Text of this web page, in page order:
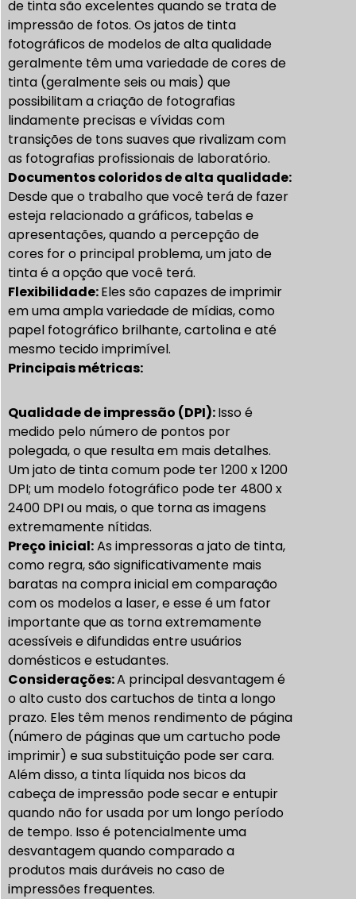
de tinta são excelentes quando se trata de
impressão de fotos. Os jatos de tinta
fotográficos de modelos de alta qualidade
geralmente têm uma variedade de cores de
tinta (geralmente seis ou mais) que
possibilitam a criação de fotografias
lindamente precisas e vívidas com
transições de tons suaves que rivalizam com
as fotografias profissionais de laboratório.
Documentos coloridos de alta qualidade:
Desde que o trabalho que você terá de fazer
esteja relacionado a gráficos, tabelas e
apresentações, quando a percepção de
cores for o principal problema, um jato de
tinta é a opção que você terá.
Flexibilidade:Eles são capazes de imprimir
em uma ampla variedade de mídias, como
papel fotográfico brilhante, cartolina e até
mesmo tecido imprimível.
Principais métricas:
Qualidade de impressão (DPI):Isso é
medido pelo número de pontos por
polegada, o que resulta em mais detalhes.
Um jato de tinta comum pode ter 1200 x 1200
DPI; um modelo fotográfico pode ter 4800 x
2400 DPI ou mais, o que torna as imagens
extremamente nítidas.
Preço inicial:As impressoras a jato de tinta,
como regra, são significativamente mais
baratas na compra inicial em comparação
com os modelos a laser, e esse é um fator
importante que as torna extremamente
acessíveis e difundidas entre usuários
domésticos e estudantes.
Considerações:A principal desvantagem é
o alto custo dos cartuchos de tinta a longo
prazo. Eles têm menos rendimento de página
(número de páginas que um cartucho pode
imprimir) e sua substituição pode ser cara.
Além disso, a tinta líquida nos bicos da
cabeça de impressão pode secar e entupir
quando não for usada por um longo período
de tempo. Isso é potencialmente uma
desvantagem quando comparado a
produtos mais duráveis no caso de
impressões frequentes.